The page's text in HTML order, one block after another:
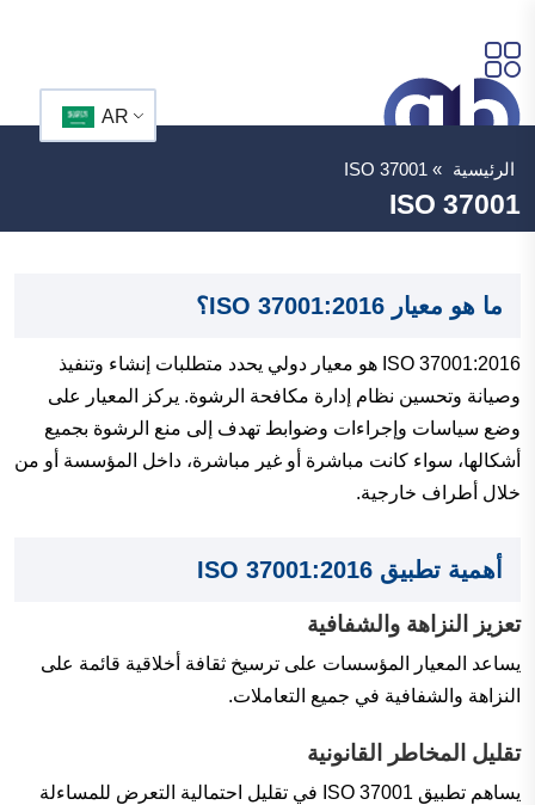
AR
الرئيسية »
ISO 37001
ISO 37001
ما هو معيار ISO 37001:2016؟
ISO 37001:2016 هو معيار دولي يحدد متطلبات إنشاء وتنفيذ
وصيانة وتحسين نظام إدارة مكافحة الرشوة. يركز المعيار على
وضع سياسات وإجراءات وضوابط تهدف إلى منع الرشوة بجميع
أشكالها، سواء كانت مباشرة أو غير مباشرة، داخل المؤسسة أو من
خلال أطراف خارجية.
أهمية تطبيق ISO 37001:2016
تعزيز النزاهة والشفافية
يساعد المعيار المؤسسات على ترسيخ ثقافة أخلاقية قائمة على
النزاهة والشفافية في جميع التعاملات.
تقليل المخاطر القانونية
يساهم تطبيق ISO 37001 في تقليل احتمالية التعرض للمساءلة